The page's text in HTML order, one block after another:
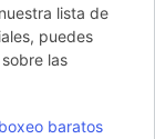
lista de
puedes
las
baratos